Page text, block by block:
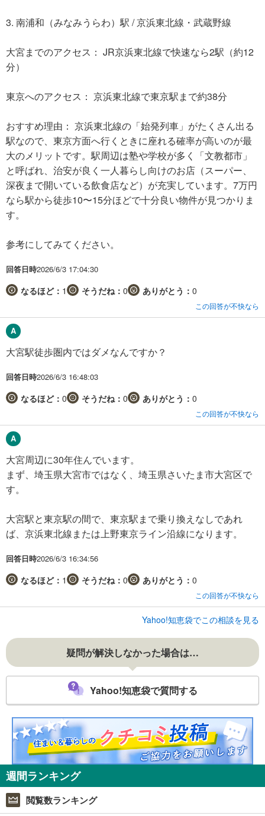
3. 南浦和（みなみうらわ）駅 / 京浜東北線・武蔵野線
大宮までのアクセス： JR京浜東北線で快速なら2駅（約12
分）
東京へのアクセス： 京浜東北線で東京駅まで約38分
おすすめ理由： 京浜東北線の「始発列車」がたくさん出る
駅なので、東京方面へ行くときに座れる確率が高いのが最
大のメリットです。駅周辺は塾や学校が多く「文教都市」
と呼ばれ、治安が良く一人暮らし向けのお店（スーパー、
深夜まで開いている飲食店など）が充実しています。7万円
なら駅から徒歩10〜15分ほどで十分良い物件が見つかりま
す。
参考にしてみてください。
回答日時2026/6/3 17:04:30
なるほど： 1 そうだね： 0 ありがとう： 0
この回答が不快なら
大宮駅徒歩圏内ではダメなんですか？
回答日時2026/6/3 16:48:03
なるほど： 0 そうだね： 0 ありがとう： 0
この回答が不快なら
大宮周辺に30年住んでいます。
まず、埼玉県大宮市ではなく、埼玉県さいたま市大宮区で
す。
大宮駅と東京駅の間で、東京駅まで乗り換えなしであれ
ば、京浜東北線または上野東京ライン沿線になります。
回答日時2026/6/3 16:34:56
なるほど： 1 そうだね： 0 ありがとう： 0
この回答が不快なら
Yahoo!知恵袋でこの相談を見る
疑問が解決しなかった場合は…
Yahoo!知恵袋で質問する
週間ランキング
閲覧数ランキング